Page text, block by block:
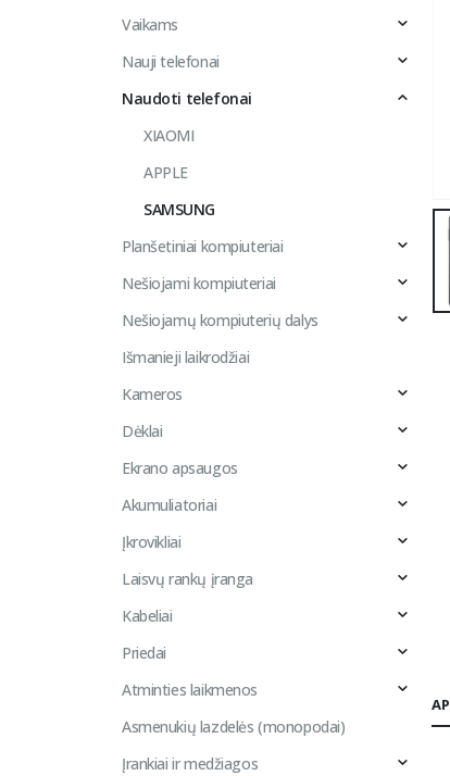
Vaikams
Nauji telefonai
Naudoti telefonai
XIAOMI
APPLE
SAMSUNG
Planšetiniai kompiuteriai
Nešiojami kompiuteriai
Nešiojamų kompiuterių dalys
Išmanieji laikrodžiai
Kameros
Dėklai
Ekrano apsaugos
Akumuliatoriai
Įkrovikliai
Laisvų rankų įranga
Kabeliai
Priedai
Atminties laikmenos
Asmenukių lazdelės (monopodai)
Įrankiai ir medžiagos